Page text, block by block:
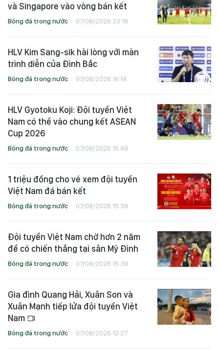
và Singapore vào vòng bán kết
Bóng đá trong nước 07/08/2026 23:18
HLV Kim Sang-sik hài lòng với màn
trình diễn của Đình Bắc
Bóng đá trong nước 07/08/2026 16:14
HLV Gyotoku Koji: Đội tuyển Việt
Nam có thể vào chung kết ASEAN
Cup 2026
Bóng đá trong nước 07/08/2026 15:49
1 triệu đồng cho vé xem đội tuyển
Việt Nam đá bán kết
Bóng đá trong nước 07/08/2026 15:39
Đội tuyển Việt Nam chờ hơn 2 năm
để có chiến thắng tại sân Mỹ Đình
Bóng đá trong nước 07/08/2026 15:39
Gia đình Quang Hải, Xuân Son và
Xuân Mạnh tiếp lửa đội tuyển Việt
Nam
Bóng đá trong nước 07/08/2026 12:27